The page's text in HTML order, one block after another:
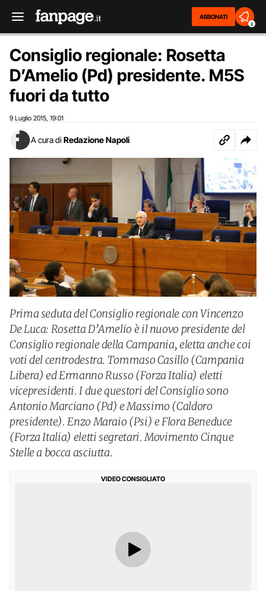
ABBONATI
2
Consiglio regionale: Rosetta
D’Amelio (Pd) presidente. M5S
fuori da tutto
9 Luglio 2015 19:01
A cura di Redazione Napoli
Prima seduta del Consiglio regionale con Vincenzo
De Luca: Rosetta D’Amelio è il nuovo presidente del
Consiglio regionale della Campania, eletta anche coi
voti del centrodestra. Tommaso Casillo (Campania
Libera) ed Ermanno Russo (Forza Italia) eletti
vicepresidenti. I due questori del Consiglio sono
Antonio Marciano (Pd) e Massimo (Caldoro
presidente). Enzo Maraio (Psi) e Flora Beneduce
(Forza Italia) eletti segretari. Movimento Cinque
Stelle a bocca asciutta.
VIDEO CONSIGLIATO